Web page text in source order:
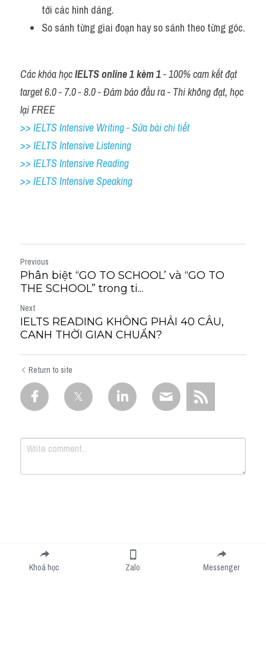
tới các hình dáng.
So sánh từng giai đoạn hay so sánh theo từng góc.
Các khóa học IELTS online 1 kèm 1 - 100% cam kết đạt
target 6.0 - 7.0 - 8.0 - Đảm bảo đầu ra - Thi không đạt, học
lại FREE
>> IELTS Intensive Writing - Sửa bài chi tiết
>> IELTS Intensive Listening
>> IELTS Intensive Reading
>> IELTS Intensive Speaking
Previous
Phân biệt “GO TO SCHOOL’ và “GO TO
THE SCHOOL” trong ti...
Next
IELTS READING KHÔNG PHẢI 40 CÂU,
CANH THỜI GIAN CHUẨN?
Return to site
Submit
Khoá học Zalo Messenger